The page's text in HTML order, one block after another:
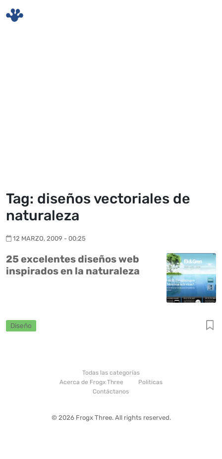
Tag: diseños vectoriales de
naturaleza
12 MARZO, 2009 - 00:25
25 excelentes diseños web
inspirados en la naturaleza
Diseño
Todas las categorías
Acerca de Frogx Three
Politicas
Contáctanos
© 2026 Frogx Three. All rights reserved.